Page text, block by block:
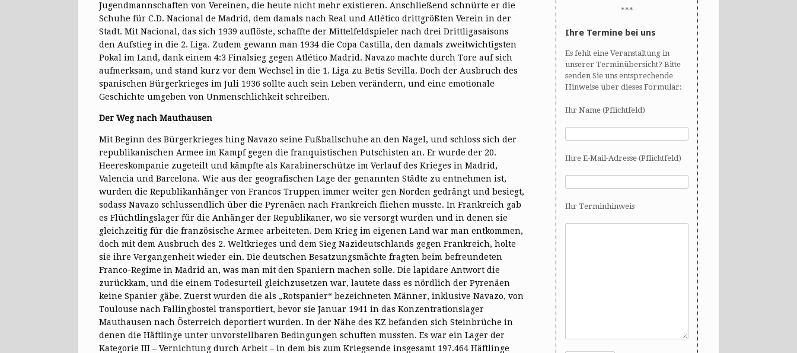
Jugendmannschaften von Vereinen, die heute nicht mehr existieren. Anschließend schnürte er die
Schuhe für C.D. Nacional de Madrid, dem damals nach Real und Atlético drittgrößten Verein in der
Stadt. Mit Nacional, das sich 1939 auflöste, schaffte der Mittelfeldspieler nach drei Drittligasaisons
den Aufstieg in die 2. Liga. Zudem gewann man 1934 die Copa Castilla, den damals zweitwichtigsten
Pokal im Land, dank einem 4:3 Finalsieg gegen Atlético Madrid. Navazo machte durch Tore auf sich
aufmerksam, und stand kurz vor dem Wechsel in die 1. Liga zu Betis Sevilla. Doch der Ausbruch des
spanischen Bürgerkrieges im Juli 1936 sollte auch sein Leben verändern, und eine emotionale
Geschichte umgeben von Unmenschlichkeit schreiben.
Der Weg nach Mauthausen
Mit Beginn des Bürgerkrieges hing Navazo seine Fußballschuhe an den Nagel, und schloss sich der
republikanischen Armee im Kampf gegen die franquistischen Putschisten an. Er wurde der 20.
Heereskompanie zugeteilt und kämpfte als Karabinerschütze im Verlauf des Krieges in Madrid,
Valencia und Barcelona. Wie aus der geografischen Lage der genannten Städte zu entnehmen ist,
wurden die Republikanhänger von Francos Truppen immer weiter gen Norden gedrängt und besiegt,
sodass Navazo schlussendlich über die Pyrenäen nach Frankreich fliehen musste. In Frankreich gab
es Flüchtlingslager für die Anhänger der Republikaner, wo sie versorgt wurden und in denen sie
gleichzeitig für die französische Armee arbeiteten. Dem Krieg im eigenen Land war man entkommen,
doch mit dem Ausbruch des 2. Weltkrieges und dem Sieg Nazideutschlands gegen Frankreich, holte
sie ihre Vergangenheit wieder ein. Die deutschen Besatzungsmächte fragten beim befreundeten
Franco-Regime in Madrid an, was man mit den Spaniern machen solle. Die lapidare Antwort die
zurückkam, und die einem Todesurteil gleichzusetzen war, lautete dass es nördlich der Pyrenäen
keine Spanier gäbe. Zuerst wurden die als „Rotspanier“ bezeichneten Männer, inklusive Navazo, von
Toulouse nach Fallingbostel transportiert, bevor sie Januar 1941 in das Konzentrationslager
Mauthausen nach Österreich deportiert wurden. In der Nähe des KZ befanden sich Steinbrüche in
denen die Häftlinge unter unvorstellbaren Bedingungen schuften mussten. Es war ein Lager der
Kategorie III – Vernichtung durch Arbeit – in dem bis zum Kriegsende insgesamt 197.464 Häftlinge
***
Ihre Termine bei uns
Es fehlt eine Veranstaltung in
unserer Terminübersicht? Bitte
senden Sie uns entsprechende
Hinweise über dieses Formular:
Ihr Name (Pflichtfeld)
Ihre E-Mail-Adresse (Pflichtfeld)
Ihr Terminhinweis